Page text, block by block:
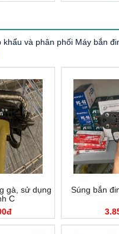
khẩu và phân phối Máy bắn
gà, sử dụng
C
Súng bắn